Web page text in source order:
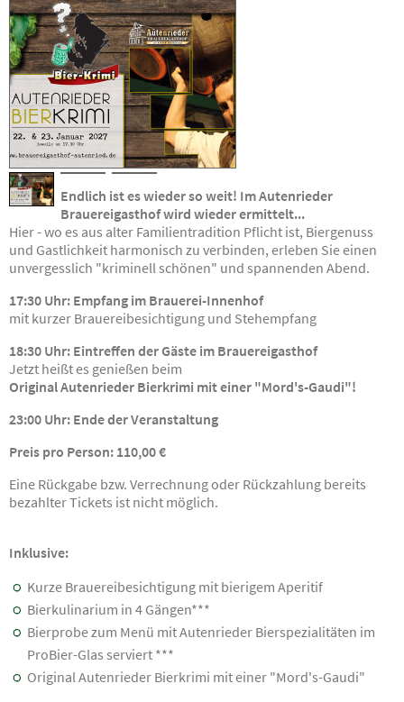
Endlich ist es wieder so weit! Im Autenrieder
Brauereigasthof wird wieder ermittelt...
Hier - wo es aus alter Familientradition Pflicht ist, Biergenuss
und Gastlichkeit harmonisch zu verbinden, erleben Sie einen
unvergesslich "kriminell schönen" und spannenden Abend.
17:30 Uhr: Empfang im Brauerei-Innenhof
mit kurzer Brauereibesichtigung und Stehempfang
18:30 Uhr: Eintreffen der Gäste im Brauereigasthof
Jetzt heißt es genießen beim
Original Autenrieder Bierkrimi mit einer "Mord's-Gaudi"!
23:00 Uhr: Ende der Veranstaltung
Preis pro Person: 110,00 €
Eine Rückgabe bzw. Verrechnung oder Rückzahlung bereits
bezahlter Tickets ist nicht möglich.
Inklusive:
Kurze Brauereibesichtigung mit bierigem Aperitif
Bierkulinarium in 4 Gängen***
Bierprobe zum Menü mit Autenrieder Bierspezialitäten im
ProBier-Glas serviert ***
Original Autenrieder Bierkrimi mit einer "Mord's-Gaudi"